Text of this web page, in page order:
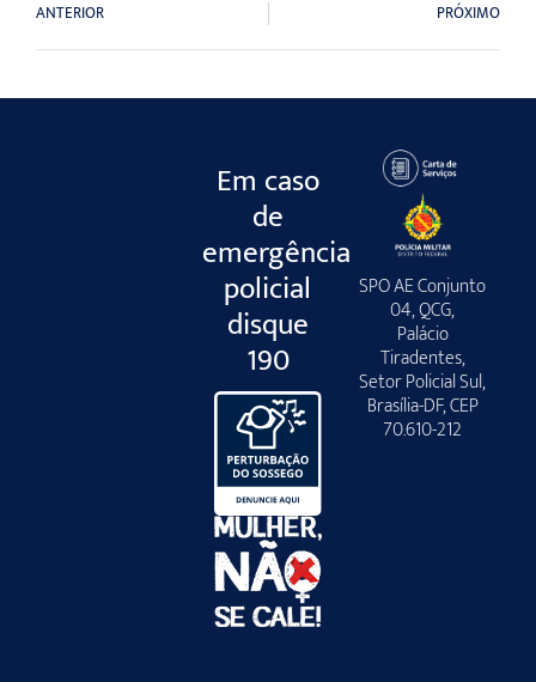
ANTERIOR PRÓXIMO
Em caso
de
emergência
policial
disque
190
SPO AE Conjunto
04, QCG,
Palácio
Tiradentes,
Setor Policial Sul,
Brasília-DF, CEP
70.610-212